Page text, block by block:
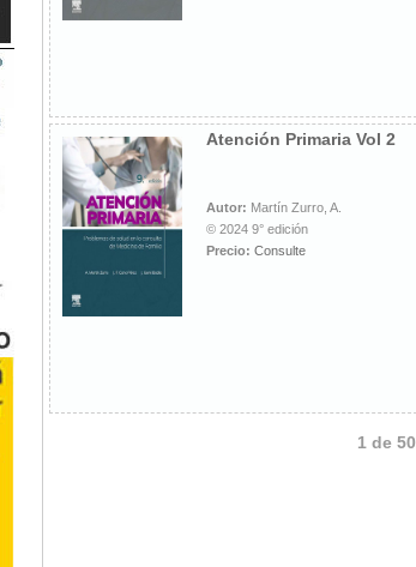
Atención Primaria Vol 2
Autor: Martín Zurro, A.
© 2024 9° edición
Precio: Consulte
1 de 50